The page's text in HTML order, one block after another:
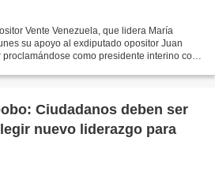
Vente Venezuela, que lidera María
su apoyo al exdiputado opositor Juan
como presidente interino con
Ciudadanos deben ser
nuevo liderazgo para